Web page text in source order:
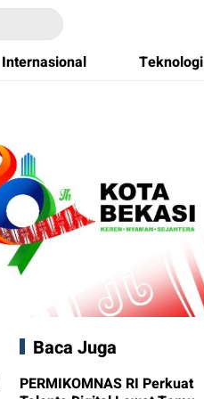
Internasional Teknologi
Baca Juga
PERMIKOMNAS RI Perkuat